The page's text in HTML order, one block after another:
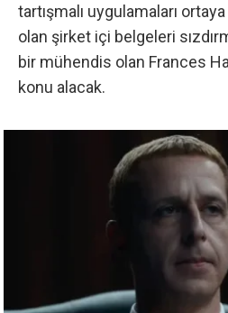
tartışmalı uygulamaları ortaya
olan şirket içi belgeleri
bir mühendis olan Frances
konu alacak.